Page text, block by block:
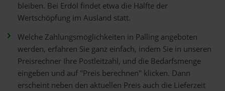
bleiben. Bei Erdöl findet etwa die Hälfte der
Wertschöpfung im Ausland statt.
Welche Zahlungsmöglichkeiten in Palling angeboten
werden, erfahren Sie ganz einfach, indem Sie in unseren
Preisrechner Ihre Postleitzahl, und die Bedarfsmenge
eingeben und auf "Preis berechnen" klicken. Dann
erscheint neben den aktuellen Preis auch die Lieferzeit